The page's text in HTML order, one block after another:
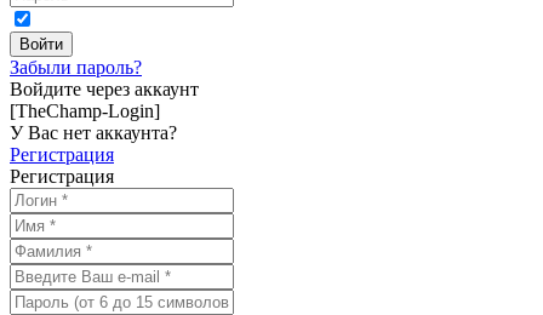
Забыли пароль?
Войдите через аккаунт
[TheChamp-Login]
У Вас нет аккаунта?
Регистрация
Регистрация